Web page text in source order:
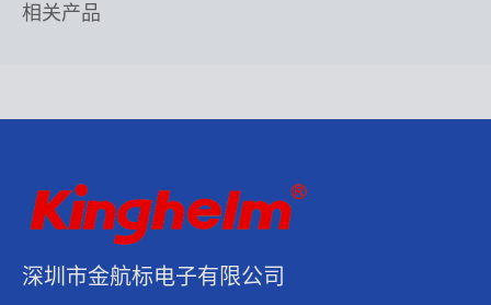
相关产品
深圳市金航标电子有限公司